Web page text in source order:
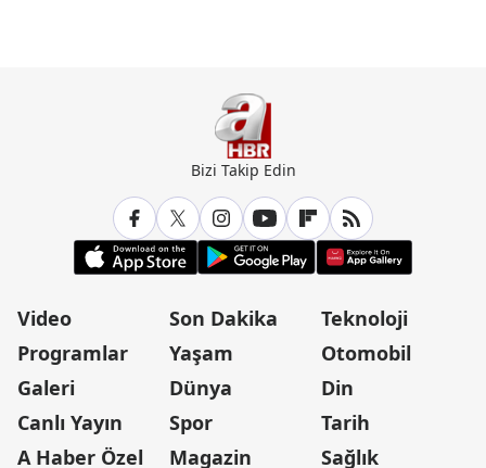
Bizi Takip Edin
Video
Programlar
Galeri
Canlı Yayın
A Haber Özel
Son Dakika
Yaşam
Dünya
Spor
Magazin
Teknoloji
Otomobil
Din
Tarih
Sağlık